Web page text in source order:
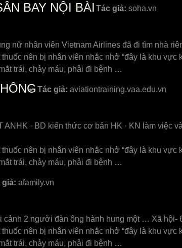
BAY NỘI BÀI Tác giả: soha.vn
nữ nhân viên Vietnam Airlines đã đi tìm nhà
nên bị nhân viên nhắc nhở “đây là khu
trái, chảy máu, phải đi bệnh …
Tác giả: aviationtraining.vaa.edu.vn
· BD kiến thức cơ bản HK · KN làm việc
nên bị nhân viên nhắc nhở “đây là khu
trái, chảy máu, phải đi bệnh …
giả: afamily.vn
2 người đàn ông hành hung một … Xã hội-
nên bị nhân viên nhắc nhở “đây là khu
trái, chảy máu, phải đi bệnh …